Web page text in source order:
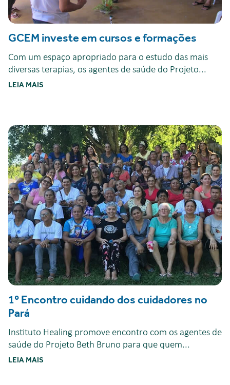
GCEM investe em cursos e formações
Com um espaço apropriado para o estudo das mais
diversas terapias, os agentes de saúde do Projeto...
LEIA MAIS
1º Encontro cuidando dos cuidadores no
Pará
Instituto Healing promove encontro com os agentes de
saúde do Projeto Beth Bruno para que quem...
LEIA MAIS